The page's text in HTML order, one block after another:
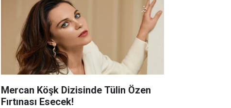
Mercan Köşk Dizisinde Tülin Özen
Fırtınası Esecek!